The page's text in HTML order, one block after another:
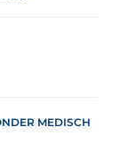
MEDISCH